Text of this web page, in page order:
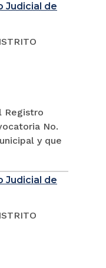
Judicial de
Registro
No.
y que
Judicial de